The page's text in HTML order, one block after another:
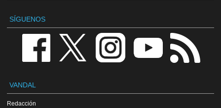
SÍGUENOS
VANDAL
Redacción